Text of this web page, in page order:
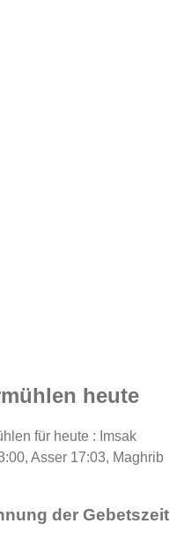
heute
für heute : Imsak
Asser 17:03, Maghrib
der Gebetszeit